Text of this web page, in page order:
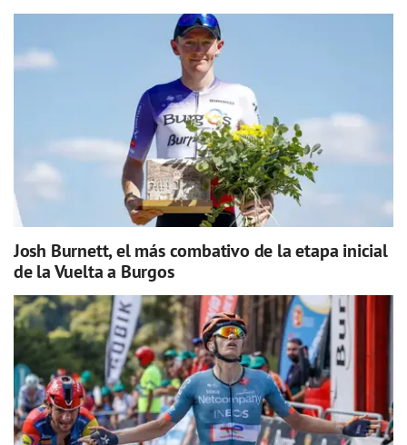
Josh Burnett, el más combativo de la etapa inicial
de la Vuelta a Burgos